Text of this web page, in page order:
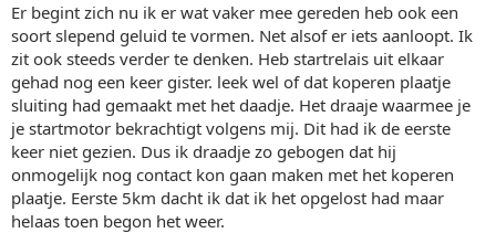
Er begint zich nu ik er wat vaker mee gereden heb ook een
soort slepend geluid te vormen. Net alsof er iets aanloopt. Ik
zit ook steeds verder te denken. Heb startrelais uit elkaar
gehad nog een keer gister. leek wel of dat koperen plaatje
sluiting had gemaakt met het daadje. Het draaje waarmee je
je startmotor bekrachtigt volgens mij. Dit had ik de eerste
keer niet gezien. Dus ik draadje zo gebogen dat hij
onmogelijk nog contact kon gaan maken met het koperen
plaatje. Eerste 5km dacht ik dat ik het opgelost had maar
helaas toen begon het weer.